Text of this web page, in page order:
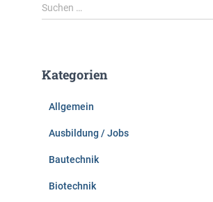
S
u
n
Suchen …
Kategorien
Allgemein
Ausbildung / Jobs
Bautechnik
Biotechnik